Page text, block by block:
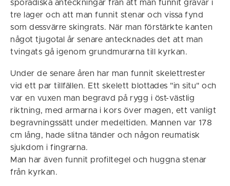
sporadiska anteckningar från att man funnit gravar i
tre lager och att man funnit stenar och vissa fynd
som dessvärre skingrats. När man förstärkte kanten
något tjugotal år senare antecknades det att man
tvingats gå igenom grundmurarna till kyrkan.
Under de senare åren har man funnit skelettrester
vid ett par tillfällen. Ett skelett blottades "in situ" och
var en vuxen man begravd på rygg i öst-västlig
riktning, med armarna i kors över magen, ett vanligt
begravningssätt under medeltiden. Mannen var 178
cm lång, hade slitna tänder och någon reumatisk
sjukdom i fingrarna.
Man har även funnit profiltegel och huggna stenar
från kyrkan.